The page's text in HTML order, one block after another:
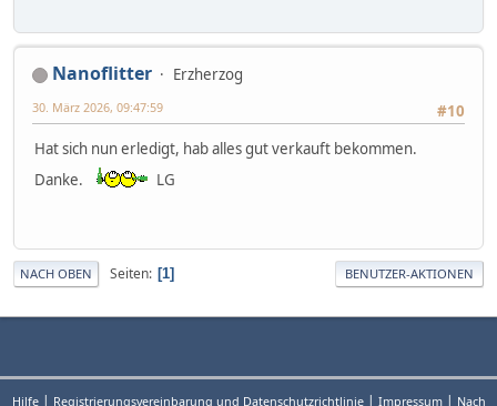
Nanoflitter
Erzherzog
#10
30. März 2026, 09:47:59
Hat sich nun erledigt, hab alles gut verkauft bekommen.
Danke.
LG
NACH OBEN Seiten 1 BENUTZER-AKTIONEN
Hilfe| Registrierungsvereinbarung und Datenschutzrichtlinie| Impressum| Nach